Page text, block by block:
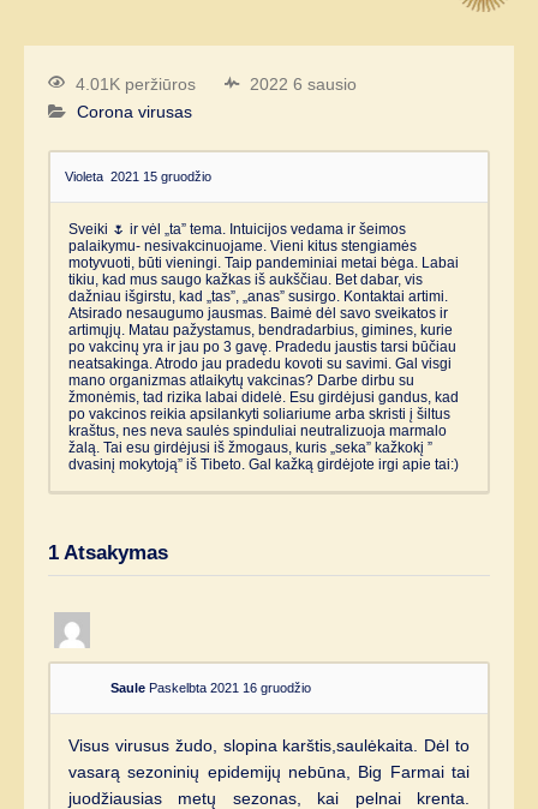
4.01K peržiūros
2022 6 sausio
Corona virusas
Violeta 2021 15 gruodžio
Sveiki 🌷 ir vėl „ta” tema. Intuicijos vedama ir šeimos
palaikymu- nesivakcinuojame. Vieni kitus stengiamės
motyvuoti, būti vieningi. Taip pandeminiai metai bėga. Labai
tikiu, kad mus saugo kažkas iš aukščiau. Bet dabar, vis
dažniau išgirstu, kad „tas”, „anas” susirgo. Kontaktai artimi.
Atsirado nesaugumo jausmas. Baimė dėl savo sveikatos ir
artimųjų. Matau pažystamus, bendradarbius, gimines, kurie
po vakcinų yra ir jau po 3 gavę. Pradedu jaustis tarsi būčiau
neatsakinga. Atrodo jau pradedu kovoti su savimi. Gal visgi
mano organizmas atlaikytų vakcinas? Darbe dirbu su
žmonėmis, tad rizika labai didelė. Esu girdėjusi gandus, kad
po vakcinos reikia apsilankyti soliariume arba skristi į šiltus
kraštus, nes neva saulės spinduliai neutralizuoja marmalo
žalą. Tai esu girdėjusi iš žmogaus, kuris „seka” kažkokį ”
dvasinį mokytoją” iš Tibeto. Gal kažką girdėjote irgi apie tai:)
1 Atsakymas
Saule Paskelbta 2021 16 gruodžio
Visus virusus žudo, slopina karštis,saulėkaita. Dėl to
vasarą sezoninių epidemijų nebūna, Big Farmai tai
juodžiausias metų sezonas, kai pelnai krenta.